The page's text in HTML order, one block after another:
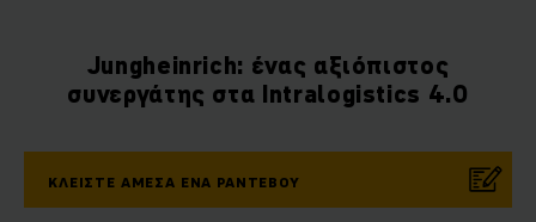
Jungheinrich: ένας αξιόπιστος
συνεργάτης στα Intralogistics 4.0
ΚΛΕΙΣΤΕ ΑΜΕΣΑ ΕΝΑ ΡΑΝΤΕΒΟΥ